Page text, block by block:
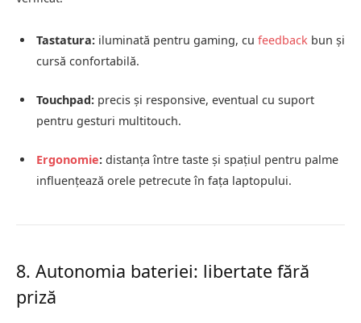
Tastatura: iluminată pentru gaming, cu feedback bun și
cursă confortabilă.
Touchpad: precis și responsive, eventual cu suport
pentru gesturi multitouch.
Ergonomie: distanța între taste și spațiul pentru palme
influențează orele petrecute în fața laptopului.
8. Autonomia bateriei: libertate fără
priză